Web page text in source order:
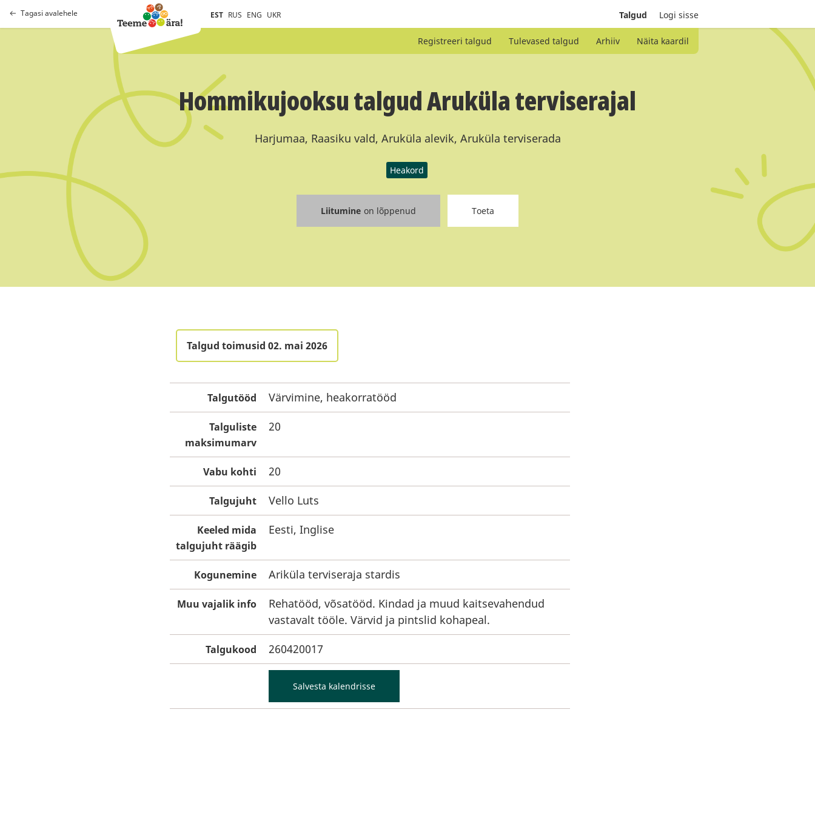
Tagasi avalehele EST RUS ENG UKR Talgud Logi sisse
Registreeri talgud Tulevased talgud Arhiiv Näita kaardil
Hommikujooksu talgud Aruküla terviserajal
Harjumaa, Raasiku vald, Aruküla alevik, Aruküla terviserada
Heakord
Liitumine on lõppenud Toeta
Talgud toimusid 02. mai 2026
Talgutööd Värvimine, heakorratööd
Talguliste
maksimumarv
20
Vabu kohti 20
Talgujuht Vello Luts
Keeled mida
talgujuht räägib
Eesti, Inglise
Kogunemine Ariküla terviseraja stardis
Muu vajalik info
Rehatööd, võsatööd. Kindad ja muud kaitsevahendud
vastavalt tööle. Värvid ja pintslid kohapeal.
Talgukood 260420017
Salvesta kalendrisse